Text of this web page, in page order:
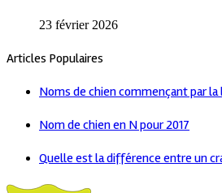
23 février 2026
Articles Populaires
Noms de chien commençant par
Nom de chien en N pour 2017
Quelle est la différence entre un